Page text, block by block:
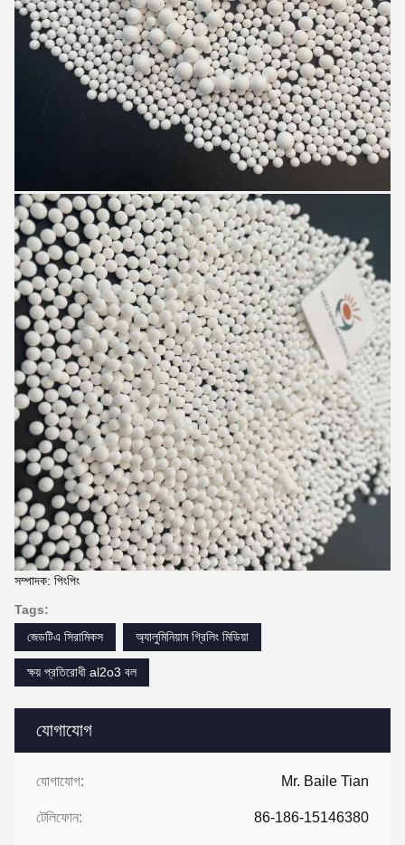
যোগাযোগ
যোগাযোগ: Mr. Baile Tian
টেলিফোন: 86-186-15146380
সম্পাদক: পিংপিং
Tags:
জেডটিএ সিরামিকস
অ্যালুমিনিয়াম গ্রিলিং মিডিয়া
ক্ষয় প্রতিরোধী al2o3 বল